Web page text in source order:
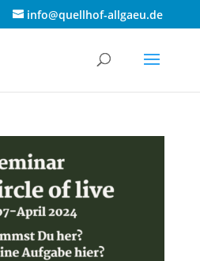
info@quellhof-allgaeu.de